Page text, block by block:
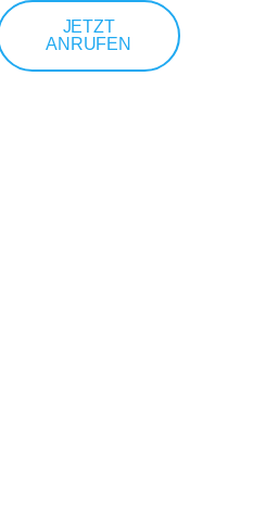
JETZT
ANRUFEN